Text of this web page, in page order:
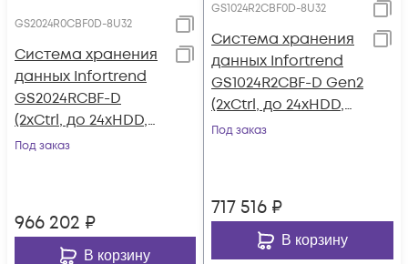
GS2024R0CBF0D-8U32
Система хранения
данных Infortrend
GS2024RCBF-D
(2xCtrl, до 24xHDD,
2xSAS12G внеш.
Под заказ
966 202 ₽
В корзину
GS1024R2CBF0D-8U32
Система хранения
данных Infortrend
GS1024R2CBF-D Gen2
(2xCtrl, до 24xHDD,
2xSAS12G внеш.
Под заказ
717 516 ₽
В корзину